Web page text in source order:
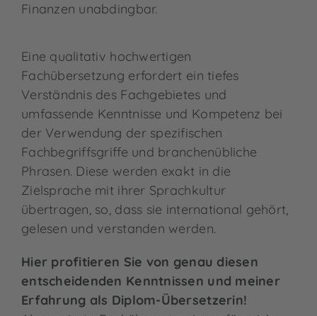
Finanzen unabdingbar.
Eine qualitativ hochwertigen
Fachübersetzung erfordert ein tiefes
Verständnis des Fachgebietes und
umfassende Kenntnisse und Kompetenz bei
der Verwendung der spezifischen
Fachbegriffsgriffe und branchenübliche
Phrasen. Diese werden exakt in die
Zielsprache mit ihrer Sprachkultur
übertragen, so, dass sie international gehört,
gelesen und verstanden werden.
Hier profitieren Sie von genau diesen
entscheidenden Kenntnissen und meiner
Erfahrung als Diplom-Übersetzerin!